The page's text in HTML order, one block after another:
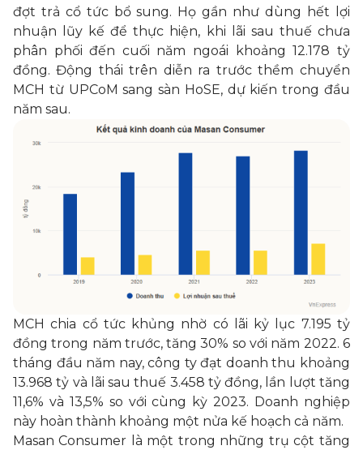
đợt trả cổ tức bổ sung. Họ gần như dùng hết lợi
nhuận lũy kế để thực hiện, khi lãi sau thuế chưa
phân phối đến cuối năm ngoái khoảng 12.178 tỷ
đồng. Động thái trên diễn ra trước thềm chuyển
MCH từ UPCoM sang sàn HoSE, dự kiến trong đầu
năm sau.
MCH chia cổ tức khủng nhờ có lãi kỷ lục 7.195 tỷ
đồng trong năm trước, tăng 30% so với năm 2022. 6
tháng đầu năm nay, công ty đạt doanh thu khoảng
13.968 tỷ và lãi sau thuế 3.458 tỷ đồng, lần lượt tăng
11,6% và 13,5% so với cùng kỳ 2023. Doanh nghiệp
này hoàn thành khoảng một nửa kế hoạch cả năm.
Masan Consumer là một trong những trụ cột tăng